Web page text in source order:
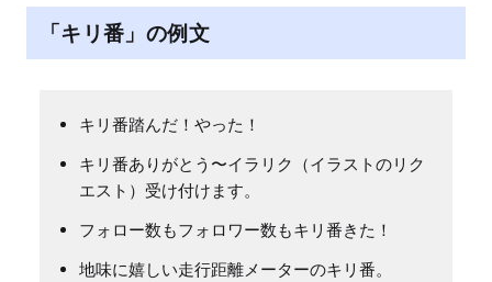
「キリ番」の例文
キリ番踏んだ！やった！
キリ番ありがとう〜イラリク（イラストのリク
エスト）受け付けます。
フォロー数もフォロワー数もキリ番きた！
地味に嬉しい走行距離メーターのキリ番。